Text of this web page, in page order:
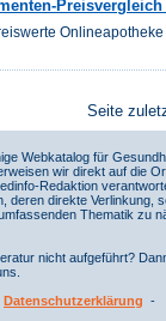
Seite
Webkatalog für
wir direkt auf die
Redaktion
direkte
Thematik
nicht aufgeführt?
Datenschutzerklärung -